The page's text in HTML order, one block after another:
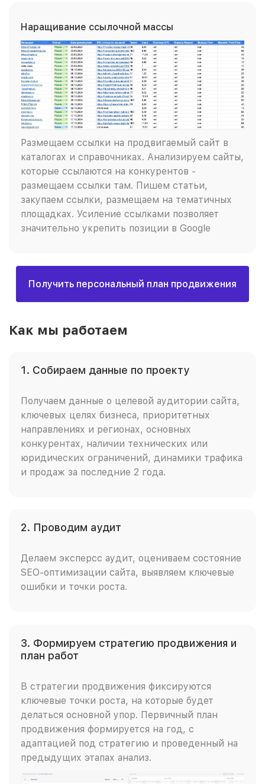
Наращивание ссылочной массы
Размещаем ссылки на продвигаемый сайт в
каталогах и справочниках. Анализируем сайты,
которые ссылаются на конкурентов -
размещаем ссылки там. Пишем статьи,
закупаем ссылки, размещаем на тематичных
площадках. Усиление ссылками позволяет
значительно укрепить позиции в Google
Получить персональный план продвижения
Как мы работаем
1. Собираем данные по проекту
Получаем данные о целевой аудитории сайта,
ключевых целях бизнеса, приоритетных
направлениях и регионах, основных
конкурентах, наличии технических или
юридических ограничений, динамики трафика
и продаж за последние 2 года.
2. Проводим аудит
Делаем эксперсс аудит, оцениваем состояние
SEO-оптимизации сайта, выявляем ключевые
ошибки и точки роста.
3. Формируем стратегию продвижения и
план работ
В стратегии продвижения фиксируются
ключевые точки роста, на которые будет
делаться основной упор. Первичный план
продвижения формируется на год, с
адаптацией под стратегию и проведенный на
предыдущих этапах анализ.